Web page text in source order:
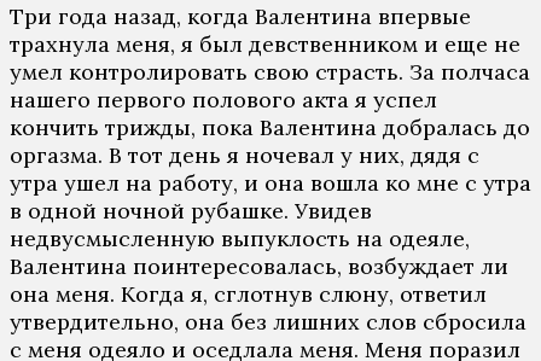
Три года назад, когда Валентина впервые
трахнула меня, я был девственником и еще не
умел контролировать свою страсть. За полчаса
нашего первого полового акта я успел
кончить трижды, пока Валентина добралась до
оргазма. В тот день я ночевал у них, дядя с
утра ушел на работу, и она вошла ко мне с утра
в одной ночной рубашке. Увидев
недвусмысленную выпуклость на одеяле,
Валентина поинтересовалась, возбуждает ли
она меня. Когда я, сглотнув слюну, ответил
утвердительно, она без лишних слов сбросила
с меня одеяло и оседлала меня. Меня поразил